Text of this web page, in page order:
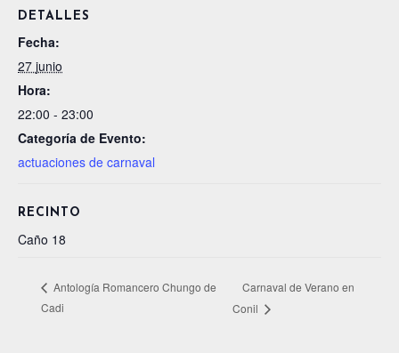
DETALLES
Fecha:
27 junio
Hora:
22:00 - 23:00
Categoría de Evento:
actuaciones de carnaval
RECINTO
Caño 18
Antología Romancero Chungo de
Cadi
Carnaval de Verano en
Conil